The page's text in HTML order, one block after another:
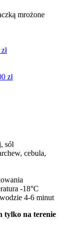
mrożone
zł
zł
sól
cebula,
-18°C
4-6 minut
tylko na terenie